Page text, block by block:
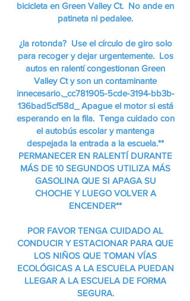
bicicleta en Green Valley Ct. No ande en
patineta ni pedalee.
¿la rotonda? Use el círculo de giro solo
para recoger y dejar urgentemente. Los
autos en ralentí congestionan Green
Valley Ct y son un contaminante
innecesario._cc781905-5cde-3194-bb3b-
136bad5cf58d_ Apague el motor si está
esperando en la fila. Tenga cuidado con
el autobús escolar y mantenga
despejada la entrada a la escuela.**
PERMANECER EN RALENTÍ DURANTE
MÁS DE 10 SEGUNDOS UTILIZA MÁS
GASOLINA QUE SI APAGA SU
CHOCHE Y LUEGO VOLVER A
ENCENDER**
POR FAVOR TENGA CUIDADO AL
CONDUCIR Y ESTACIONAR PARA QUE
LOS NIÑOS QUE TOMAN VÍAS
ECOLÓGICAS A LA ESCUELA PUEDAN
LLEGAR A LA ESCUELA DE FORMA
SEGURA.